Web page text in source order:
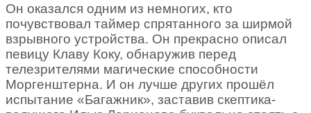
Он оказался одним из немногих, кто
почувствовал таймер спрятанного за ширмой
взрывного устройства. Он прекрасно описал
певицу Клаву Коку, обнаружив перед
телезрителями магические способности
Моргенштерна. И он лучше других прошёл
испытание «Багажник», заставив скептика-